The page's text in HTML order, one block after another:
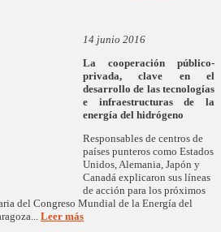
14 junio 2016
La cooperación público-
privada, clave en el
desarrollo de las tecnologías
e infraestructuras de la
energía del hidrógeno
Responsables de centros de
países punteros como Estados
Unidos, Alemania, Japón y
Canadá explicaron sus líneas
de acción para los próximos
del Congreso Mundial de la Energía del
Leer más